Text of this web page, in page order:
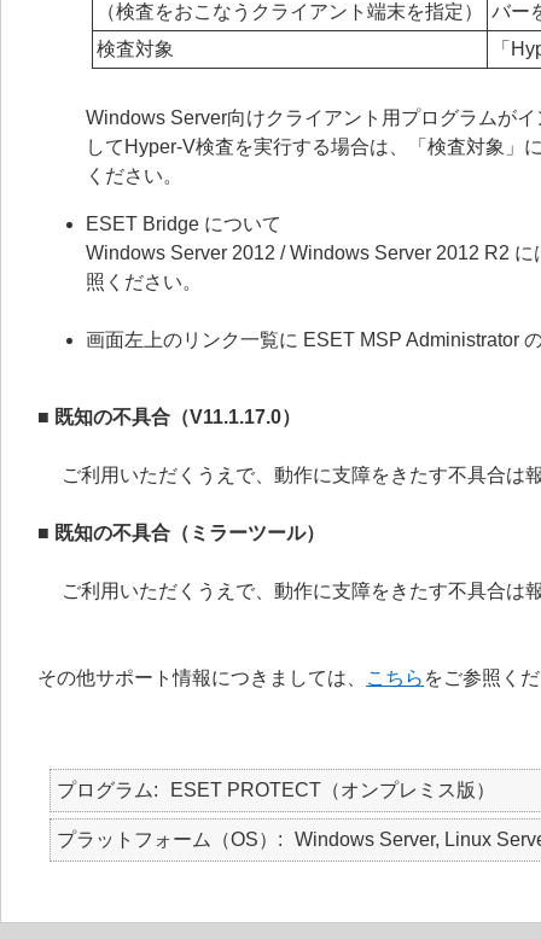
（検査をおこなうクライアント端末を指定）
バー
検査対象
「
Windows Server向けクライアント用プログラムが
してHyper-V検査を実行する場合は、「検査対象」
ください。
ESET Bridge について
Windows Server 2012 / Windows Server 2012 R2
照ください。
画面左上のリンク一覧に ESET MSP Administrator
■ 既知の不具合（V11.1.17.0）
ご利用いただくうえで、動作に支障をきたす不具合は
■ 既知の不具合（ミラーツール）
ご利用いただくうえで、動作に支障をきたす不具合は
その他サポート情報につきましては、 こちら をご参照く
プログラム ESET PROTECT（オンプレミス版）
プラットフォーム（OS） Windows Server, Linux